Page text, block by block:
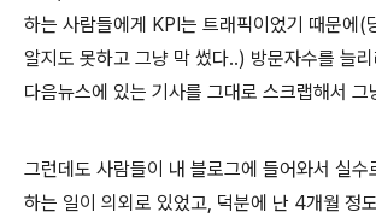
하는 사람들에게 KPI는 트래픽이었기 때문에(
알지도 못하고 그냥 막 썼다..) 방문자수를 늘
다음뉴스에 있는 기사를 그대로 스크랩해서 그
그런데도 사람들이 내 블로그에 들어와서 실
하는 일이 의외로 있었고, 덕분에 난 4개월 정